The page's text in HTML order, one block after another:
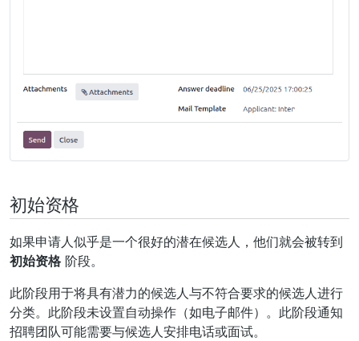
初始资格
如果申请人似乎是一个很好的潜在候选人，他们就会被转到
初始资格 阶段。
此阶段用于将具有潜力的候选人与不符合要求的候选人进行
分类。此阶段未设置自动操作（如电子邮件）。此阶段通知
招聘团队可能需要与候选人安排电话或面试。